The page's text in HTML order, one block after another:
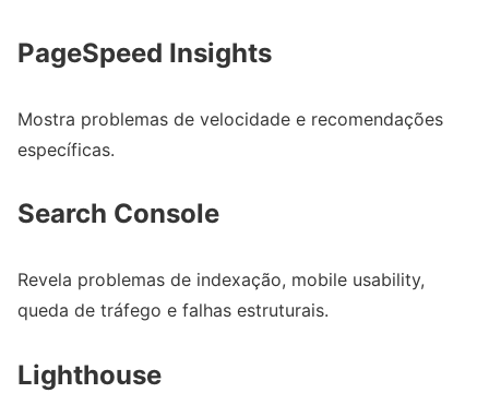
PageSpeed Insights
Mostra problemas de velocidade e recomendações
específicas.
Search Console
Revela problemas de indexação, mobile usability,
queda de tráfego e falhas estruturais.
Lighthouse